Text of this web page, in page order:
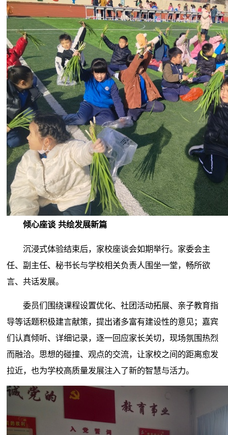
倾心座谈 共绘发展新篇
沉浸式体验结束后，家校座谈会如期举行。家委会主
任、副主任、秘书长与学校相关负责人围坐一堂，畅所欲
言、共话发展。
委员们围绕课程设置优化、社团活动拓展、亲子教育指
导等话题积极建言献策，提出诸多富有建设性的意见；嘉宾
们认真倾听、详细记录，逐一回应家长关切，现场氛围热烈
而融洽。思想的碰撞、观点的交流，让家校之间的距离愈发
拉近，也为学校高质量发展注入了新的智慧与活力。